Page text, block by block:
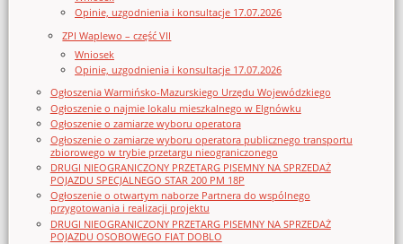
Opinie, uzgodnienia i konsultacje 17.07.2026
ZPI Waplewo – część VII
Wniosek
Opinie, uzgodnienia i konsultacje 17.07.2026
Ogłoszenia Warmińsko-Mazurskiego Urzędu Wojewódzkiego
Ogłoszenie o najmie lokalu mieszkalnego w Elgnówku
Ogłoszenie o zamiarze wyboru operatora
Ogłoszenie o zamiarze wyboru operatora publicznego transportu
zbiorowego w trybie przetargu nieograniczonego
DRUGI NIEOGRANICZONY PRZETARG PISEMNY NA SPRZEDAŻ
POJAZDU SPECJALNEGO STAR 200 PM 18P
Ogłoszenie o otwartym naborze Partnera do wspólnego
przygotowania i realizacji projektu
DRUGI NIEOGRANICZONY PRZETARG PISEMNY NA SPRZEDAŻ
POJAZDU OSOBOWEGO FIAT DOBLO